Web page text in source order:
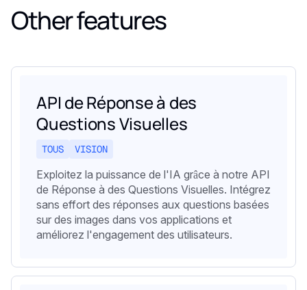
Other features
API de Réponse à des
Questions Visuelles
TOUS VISION
Exploitez la puissance de l'IA grâce à notre API
de Réponse à des Questions Visuelles. Intégrez
sans effort des réponses aux questions basées
sur des images dans vos applications et
améliorez l'engagement des utilisateurs.